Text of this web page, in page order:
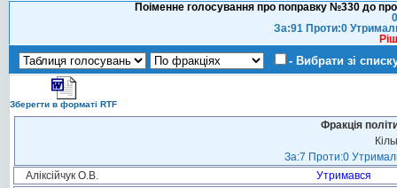
Поіменне голосування про поправку №330 до
За:91 Проти:0
- Вибрати зі
Зберегти в форматі RTF
Фракція
За:7 Проти:0
Аліксійчук О.В.
Утримався